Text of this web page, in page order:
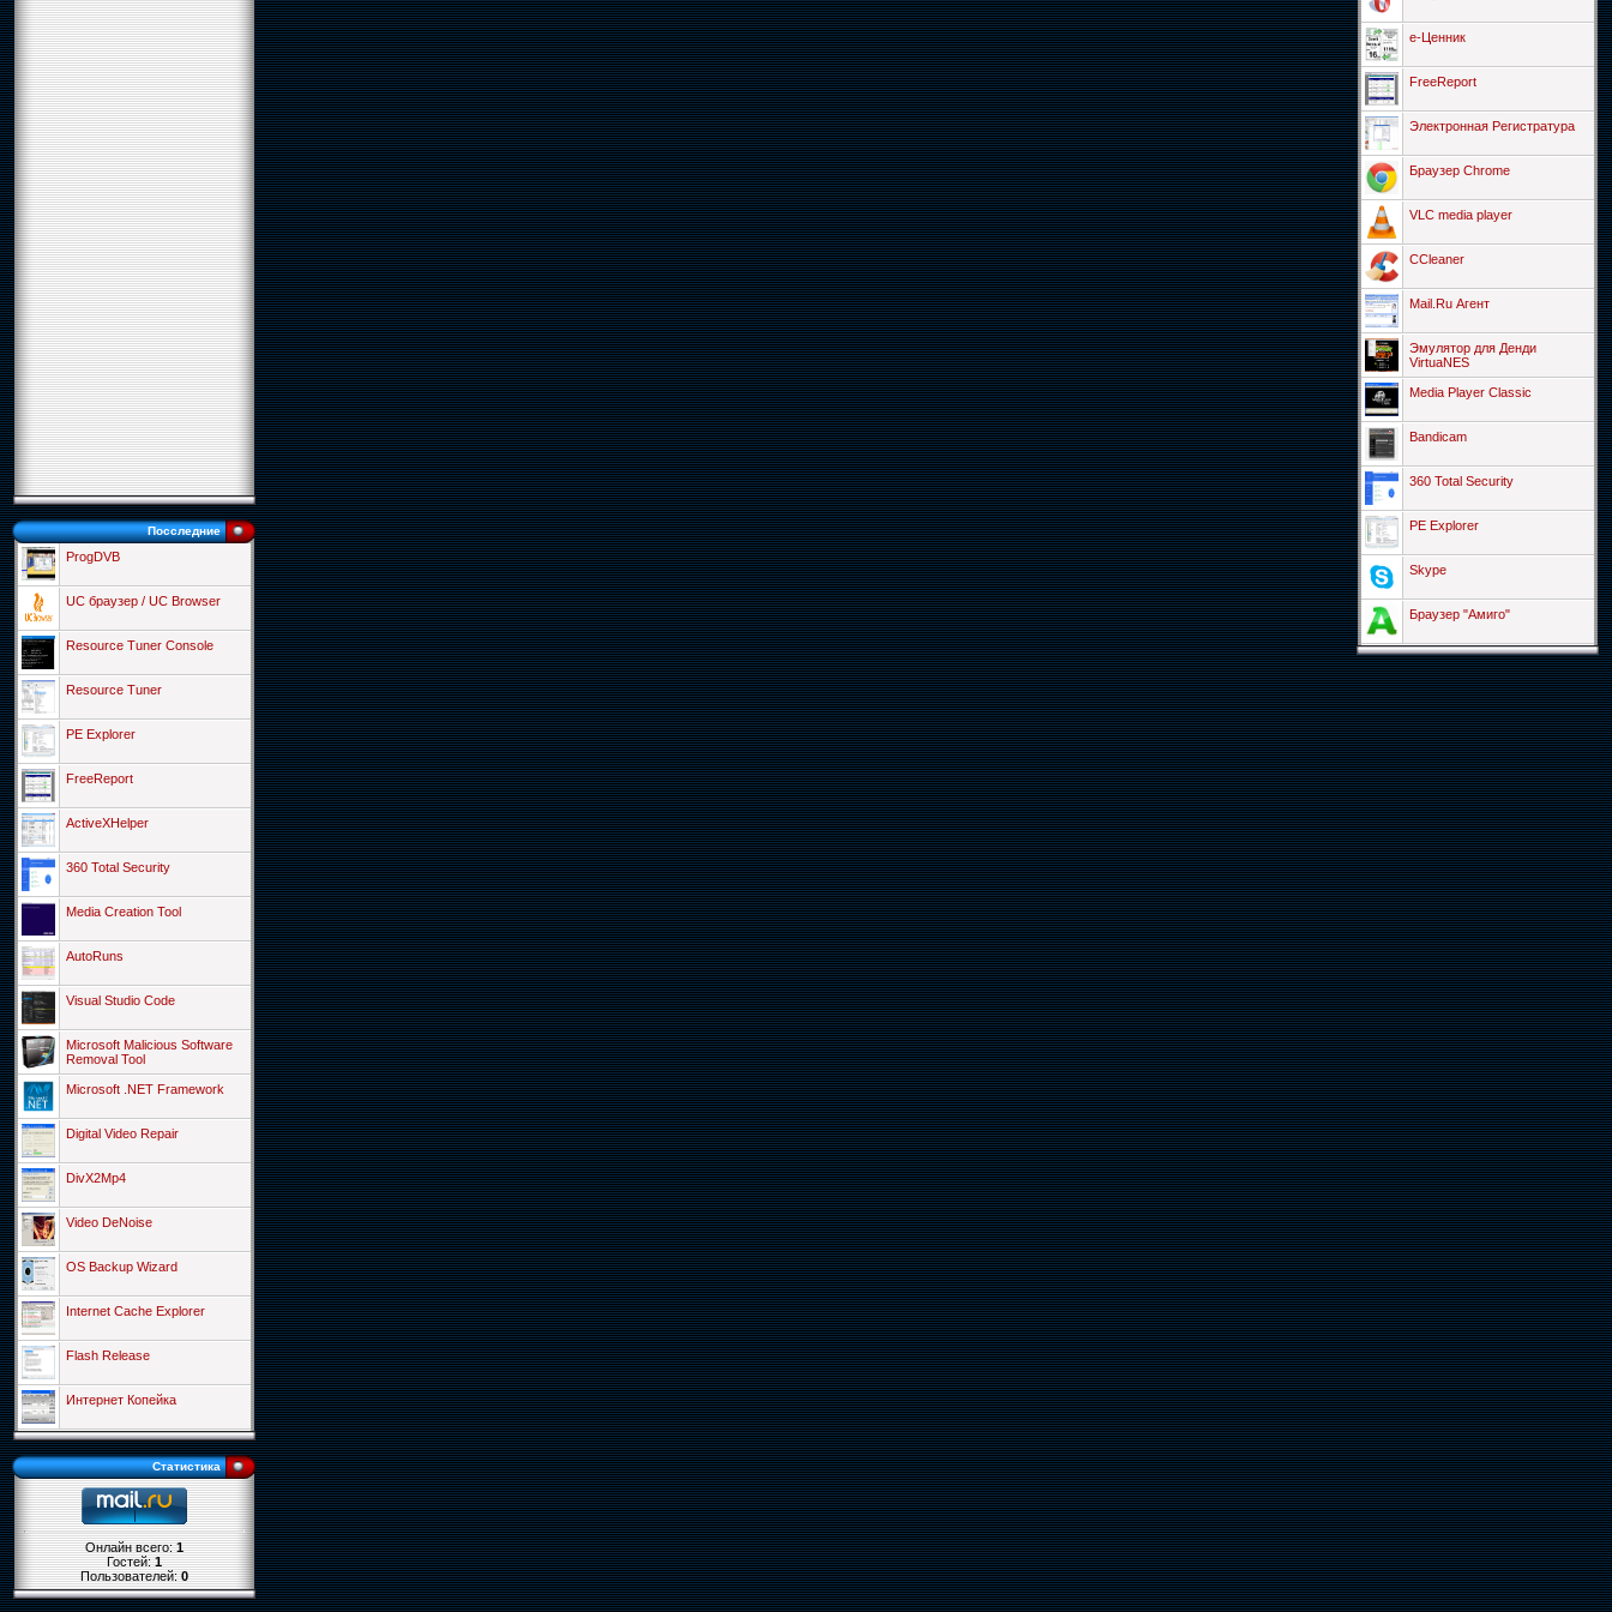
Посследние
ProgDVB
UC браузер / UC Browser
Resource Tuner Console
Resource Tuner
PE Explorer
FreeReport
ActiveXHelper
360 Total Security
Media Creation Tool
AutoRuns
Visual Studio Code
Microsoft Malicious Software
Removal Tool
Microsoft .NET Framework
Digital Video Repair
DivX2Mp4
Video DeNoise
OS Backup Wizard
Internet Cache Explorer
Flash Release
Интернет Копейка
Статистика
Онлайн всего:1
Гостей:1
Пользователей:0
е-Ценник
FreeReport
Электронная Регистратура
Браузер Chrome
VLC media player
CCleaner
Mail.Ru Агент
Эмулятор для Денди
VirtuaNES
Media Player Classic
Bandicam
360 Total Security
PE Explorer
Skype
Браузер "Амиго"